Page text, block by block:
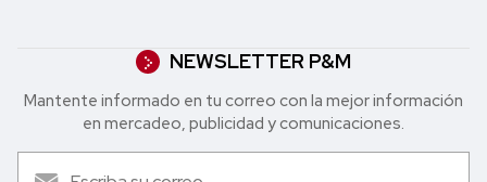
NEWSLETTER P&M
Mantente informado en tu correo con la mejor in formación
en mercadeo, publicidad y comunicaciones.